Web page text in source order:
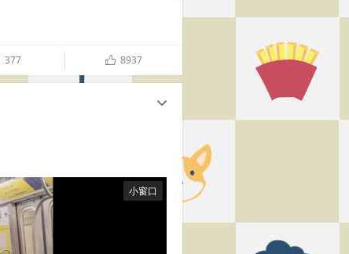
377 ñ 8937
c
小窗口